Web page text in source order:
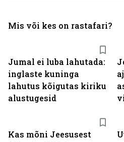
Jumal ei luba lahutada:
inglaste kuninga
lahutus kõigutas kiriku
alustugesid
Kas mõni Jeesusest
Mis või kes on rastafari?